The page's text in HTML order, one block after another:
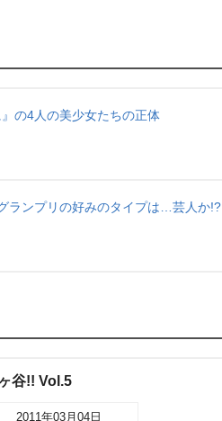
の4人の美少女たちの正体
ランプリの好みのタイプは…芸人か!?
谷!! Vol.5
2011年03月04日